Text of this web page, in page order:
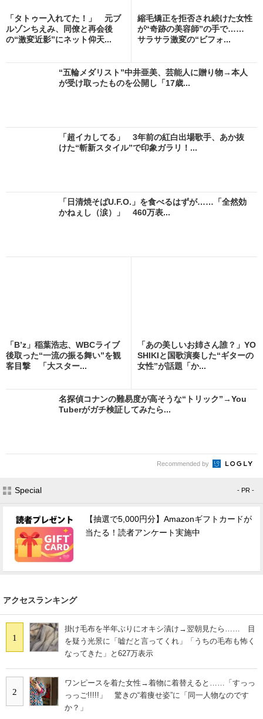
「タトゥー入れてた！」 元ブ
ルゾンちえみ、同僚と再会後
の“激変近影”にネット仰天...
縮毛矯正を拒否され続けた女性
が“奇跡の美容師”の手で……
サラサラ激変の“ビフォ...
“五輪メダリスト”中井亜美、芸能人に贈り物→本人
が受け取ったものを公開し「17歳...
「超イカしてる」 3年前の紅白出場歌手、あか抜
けた“斬新スタイル”で印象ガラリ！...
「日清焼そばU.F.O.」を食べるはずが……「全然効
かねぇし（涙）」 460万表...
「B’z」稲葉浩志、WBCライブ
後取った“一流の振る舞い”を観
客目撃 「大スター...
「あの美しいお姉さん誰？」YO
SHIKIと国歌演奏した“ギターの
女性”が話題「か...
名探偵コナンの難易度が高そうな“トリック”→You
Tuberがガチ検証してみたら...
Recommended by
Special - PR -
【抽選で5,000円分】Amazonギフトカードが
当たる！読者アンケート実施中
アクセスランキング
1
掛け毛布を半年ぶりにオキシ漬け→翌朝見たら…… 目
を疑う光景に「嘘だと言ってくれ」「うちの毛布も怖く
なってきた」と627万表示
2
ワンピースを着た女性→着物に着替えると……「すっっ
っっご!!!!!」 驚きの“着痩せ姿”に「同一人物なのです
か？」